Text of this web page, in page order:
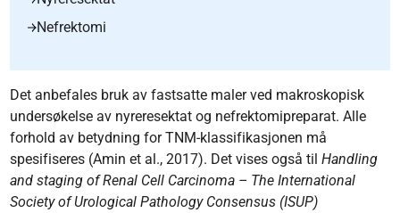
Nefrektomi
Det anbefales bruk av fastsatte maler ved makroskopisk
undersøkelse av nyreresektat og nefrektomipreparat. Alle
forhold av betydning for TNM-klassifikasjonen må
spesifiseres (Amin et al., 2017). Det vises også tilHandling
and staging of Renal Cell Carcinoma – The International
Society of Urological Pathology Consensus (ISUP)